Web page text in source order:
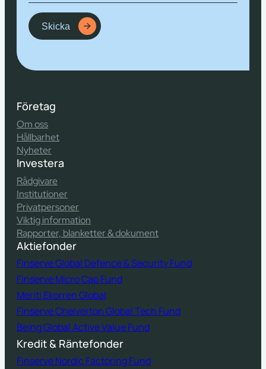
Skicka
Företag
Om oss
Hållbarhet
Nyheter
Investera
Rådgivare
Institutioner
Privatpersoner
Viktig information
Rapporter, blanketter & dokument
Aktiefonder
Finserve Global Defence & Security Fund
Finserve Micro Cap Fund
Meriti Ekorren Global
Finserve Chelverton Global Tech Fund
Being Global Active Value Fund
Kredit & Räntefonder
Finserve Nordic Factoring Fund